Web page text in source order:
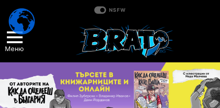
NSFW
Меню